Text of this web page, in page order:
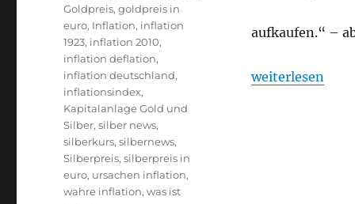
aufkaufen.“ –
„Gold und
weiterlesen
Goldpreis,goldpreis in
euro, Inflation, inflation
1923, inflation 2010,
inflation deflation,
inflation deutschland,
inflationsindex,
Kapitalanlage Gold und
Silber,silber news,
silberkurs,silbernews,
Silberpreis,silberpreis in
euro, ursachen inflation,
wahre inflation,was ist